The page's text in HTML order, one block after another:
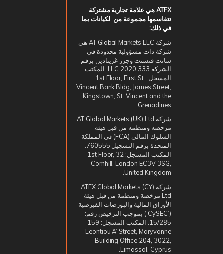
ATFX هي علامة تجارية مشتركة
تتقاسمها مجموعة من الكيانات بما
في ذلك:
شركة AT Global Markets LLC هي
شركة ذات مسؤولية محدودة في
سانت فنسنت وجزر غرينادين برقم
الشركة 333 LLC 2020. المكتب
المسجل: 1st Floor, First St.
Vincent Bank Bldg, James Street,
Kingstown, St. Vincent and the
Grenadines.
شركة AT Global Markets (UK) Ltd
مرخصة ومنظمة من قبل هيئة
السلوك المالي (FCA) في المملكة
المتحدة برقم التسجيل 760555.
المكتب المسجل: 1st Floor, 32
Cornhill, London EC3V 3SG,
United Kingdom.
شركة ATFX Global Markets (CY)
Ltd مرخصة ومنظمة من قبل هيئة
الأوراق المالية والبورصات القبرصية
(‘CySEC’) بموجب الترخيص رقم:
15/285. المكتب المسجل: 159
Leontiou A’ Street, Maryvonne
Building Office 204, 3022,
Limassol, Cyprus.